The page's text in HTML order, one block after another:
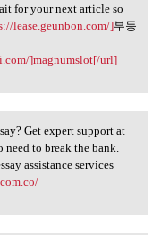
for your next article so
lease.geunbon.com/]부동
]magnumslot[/url]
essay?
Get expert support at
to break the bank.
assistance services